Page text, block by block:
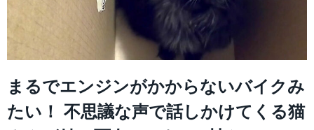
まるでエンジンがかからないバイクみ
たい！ 不思議な声で話しかけてくる猫